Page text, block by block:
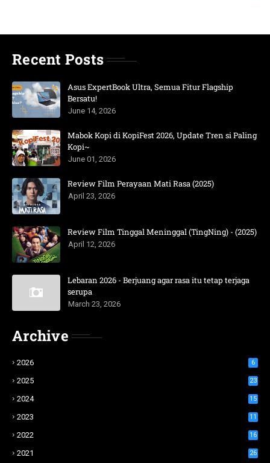
Recent Posts
Asus ExpertBook Ultra, Semua Fitur Flagship
Bersatu!
June 14, 2026
Mabok Kopi di KopiFest 2026, Update Tren si Paling
Kopi~
June 01, 2026
Review Film Perayaan Mati Rasa (2025)
April 23, 2026
Review Film Tinggal Meninggal (TingNing) - (2025)
April 12, 2026
Lebaran 2026 - Berjuang agar rasa itu tetap terjaga
serupa
March 23, 2026
Archive
2026 6
2025 23
2024 15
2023 11
2022 16
2021 26